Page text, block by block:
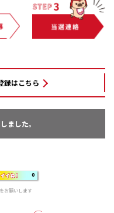
録はこちら
ました。
0
お願いします